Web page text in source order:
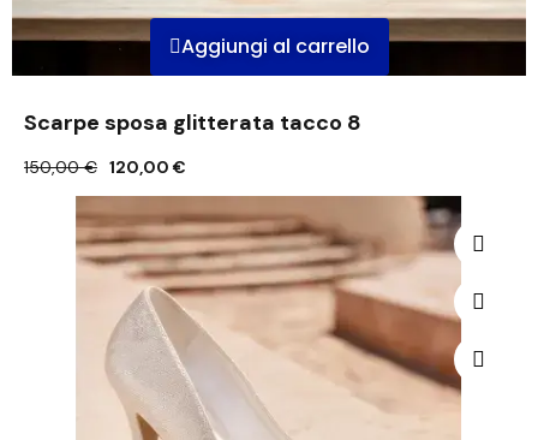
Aggiungi al carrello
Scarpe sposa glitterata tacco 8
150,00 € 120,00 €